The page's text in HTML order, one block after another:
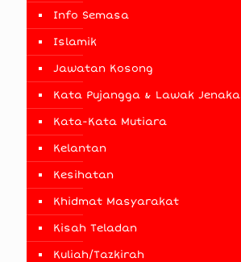
Info Semasa
Islamik
Jawatan Kosong
Kata Pujangga & Lawak Jenaka
Kata-Kata Mutiara
Kelantan
Kesihatan
Khidmat Masyarakat
Kisah Teladan
Kuliah/Tazkirah